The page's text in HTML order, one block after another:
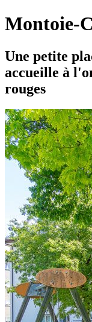
Montoie-
Une petite
accueille à
rouges